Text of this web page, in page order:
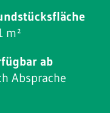
m²
ab
Absprache